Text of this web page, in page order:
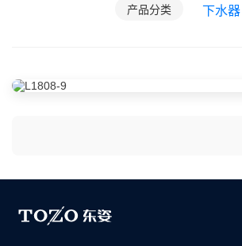
产品分类 下水器